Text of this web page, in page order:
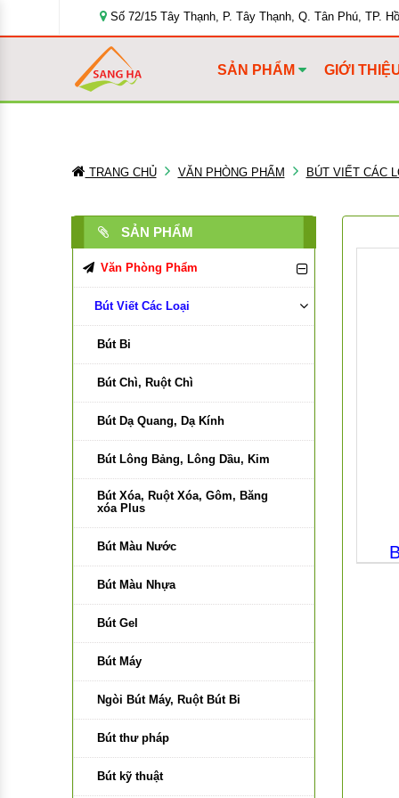
Số 72/15 Tây Thạnh, P. Tây Thạnh, Q. Tân Phú, TP.
SẢN PHẨM GIỚI
TRANG CHỦ VĂN PHÒNG PHẨM BÚT VIẾT CÁC
SẢN PHẨM
Văn Phòng Phẩm
Bút Viết Các Loại
Bút Bi
Bút Chì, Ruột Chì
Bút Dạ Quang, Dạ Kính
Bút Lông Bảng, Lông Dầu, Kim
Bút Xóa, Ruột Xóa, Gôm, Băng
xóa Plus
Bút Màu Nước
Bút Màu Nhựa
Bút Gel
Bút Máy
Ngòi Bút Máy, Ruột Bút Bi
Bút thư pháp
Bút kỹ thuật